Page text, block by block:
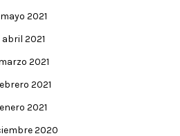
mayo 2021
abril 2021
2021
2021
enero 2021
2020